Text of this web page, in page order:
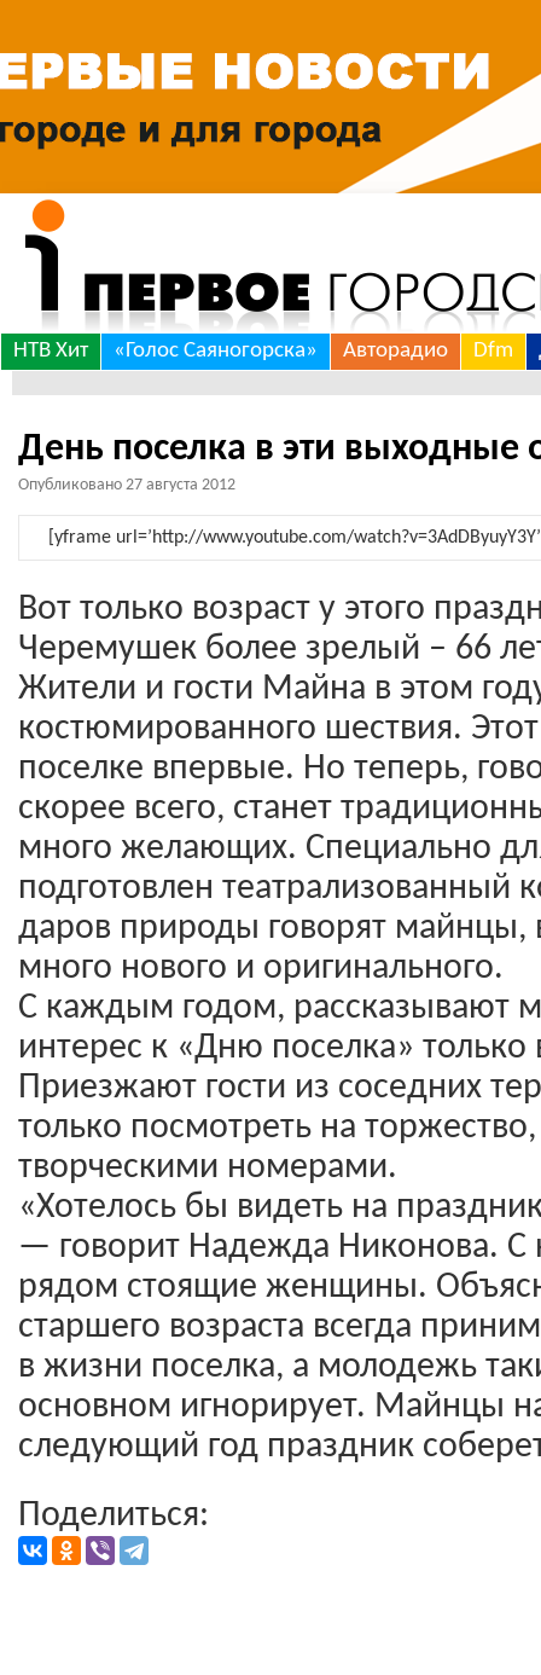
Skip
НТВ Хит «Голос Саяногорска» Авторадио Dfm
День поселка в эти
Опубликовано 27 августа 2012
[yframe url=’http://www.youtube.com/
Вот только возраст у этого
Черемушек более зрелый – 66
Жители и гости Майна в этом
костюмированного шествия.
поселке впервые. Но теперь,
скорее всего, станет
много желающих. Специально
подготовлен театрализованный
даров природы говорят майнцы,
много нового и оригинального.
С каждым годом, рассказывают
интерес к «Дню поселка» только
Приезжают гости из соседних
только посмотреть на
творческими номерами.
«Хотелось бы видеть на
— говорит Надежда Никонова. С
рядом стоящие женщины.
старшего возраста всегда
в жизни поселка, а молодежь
основном игнорирует. Майнцы
следующий год праздник
Поделиться: